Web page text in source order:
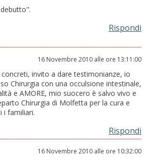
Rispondi
16 Novembre 2010 alle ore 13:11:00
invito a dare testimonianze, io
Chirurgia con una occulsione intestinale,
e AMORE, mio suocero è salvo vivo e
Chirurgia di Molfetta per la cura e
i familiari.
Rispondi
16 Novembre 2010 alle ore 10:32:00